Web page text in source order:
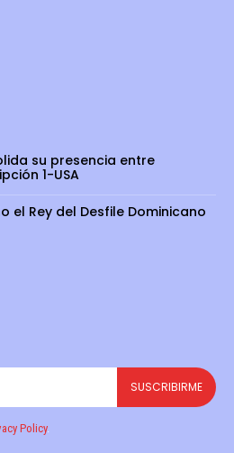
su presencia entre
1-USA
el Rey del Desfile Dominicano
SUSCRIBIRME
Policy.